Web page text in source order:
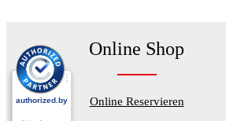
Online Shop
Online Reservieren